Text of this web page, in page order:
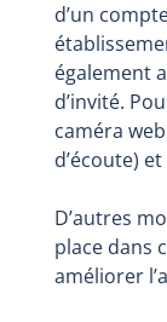
d’un
également
d’invité.
caméra
d’écoute)
D’autres
place dans
améliorer